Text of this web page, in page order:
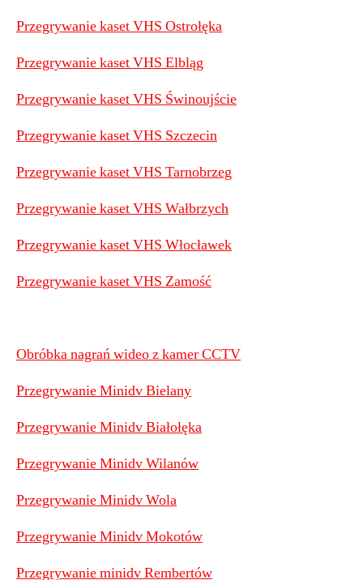
Przegrywanie kaset VHS Ostrołęka
Przegrywanie kaset VHS Elbląg
Przegrywanie kaset VHS Świnoujście
Przegrywanie kaset VHS Szczecin
Przegrywanie kaset VHS Tarnobrzeg
Przegrywanie kaset VHS Wałbrzych
Przegrywanie kaset VHS Włocławek
Przegrywanie kaset VHS Zamość
Obróbka nagrań wideo z kamer CCTV
Przegrywanie Minidv Bielany
Przegrywanie Minidv Białołęka
Przegrywanie Minidv Wilanów
Przegrywanie Minidv Wola
Przegrywanie Minidv Mokotów
Przegrywanie minidv Rembertów